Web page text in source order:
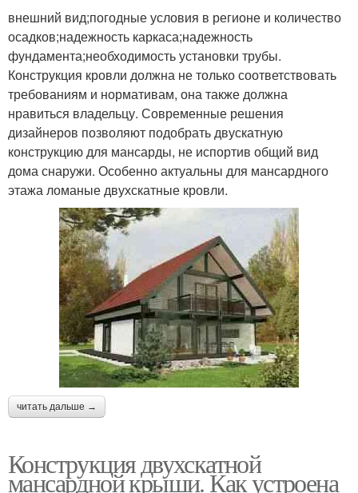
внешний вид;погодные условия в регионе и количество
осадков;надежность каркаса;надежность
фундамента;необходимость установки трубы.
Конструкция кровли должна не только соответствовать
требованиям и нормативам, она также должна
нравиться владельцу. Современные решения
дизайнеров позволяют подобрать двускатную
конструкцию для мансарды, не испортив общий вид
дома снаружи. Особенно актуальны для мансардного
этажа ломаные двухскатные кровли.
читать дальше →
Конструкция двухскатной
мансардной крыши. Как устроена